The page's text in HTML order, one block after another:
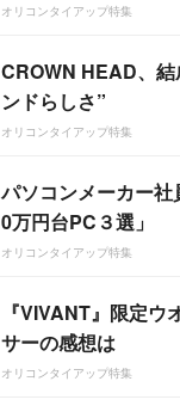
オリコンタイアップ特集
CROWN HEAD、
ンドらしさ”
オリコンタイアップ特集
パソコンメーカー社
0万円台PC３選」
オリコンタイアップ特集
『VIVANT』限定ウ
サーの感想は
オリコンタイアップ特集